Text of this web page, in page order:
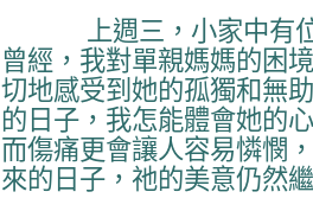
上週三，小家中有
曾經，我對單親媽媽的困
切地感受到她的孤獨和無
的日子，我怎能體會她的
而傷痛更會讓人容易憐憫
來的日子，祂的美意仍然